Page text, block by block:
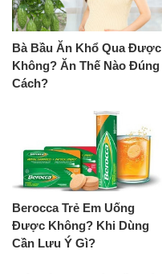
Bà Bầu Ăn Khổ Qua Được
Không? Ăn Thế Nào Đúng
Cách?
Berocca Trẻ Em Uống
Được Không? Khi Dùng
Cần Lưu Ý Gì?